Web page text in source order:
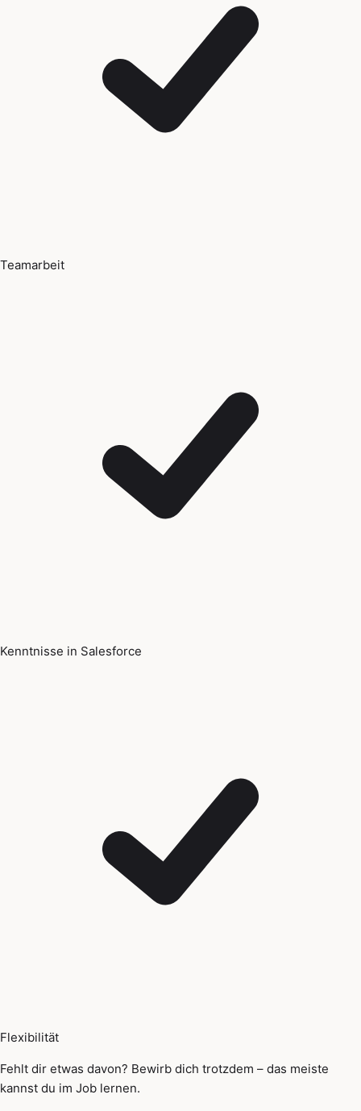
Teamarbeit
Kenntnisse in Salesforce
Flexibilität
Fehlt dir etwas davon? Bewirb dich trotzdem – das meiste
kannst du im Job lernen.